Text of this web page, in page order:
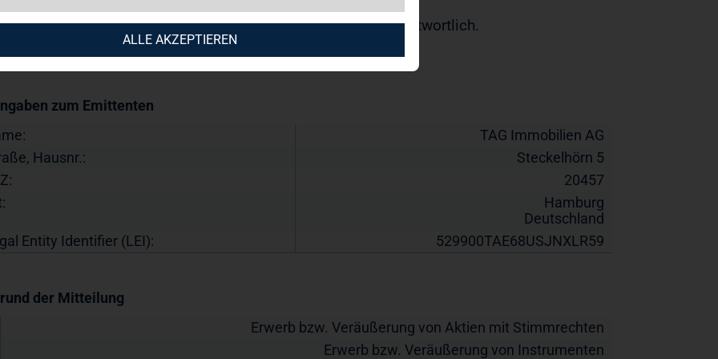
Inhalt der Mitteilung ist der Emittent / Herausgeber verantwortlich.
zum Emittenten
TAG Immobilien AG
Hausnr.:
Steckelhörn 5
20457
Hamburg
Deutschland
Entity Identifier (LEI):
529900TAE68USJNXLR59
der Mitteilung
Erwerb bzw. Veräußerung von Aktien mit Stimmrechten
Erwerb bzw. Veräußerung von Instrumenten
ALLE AKZEPTIEREN